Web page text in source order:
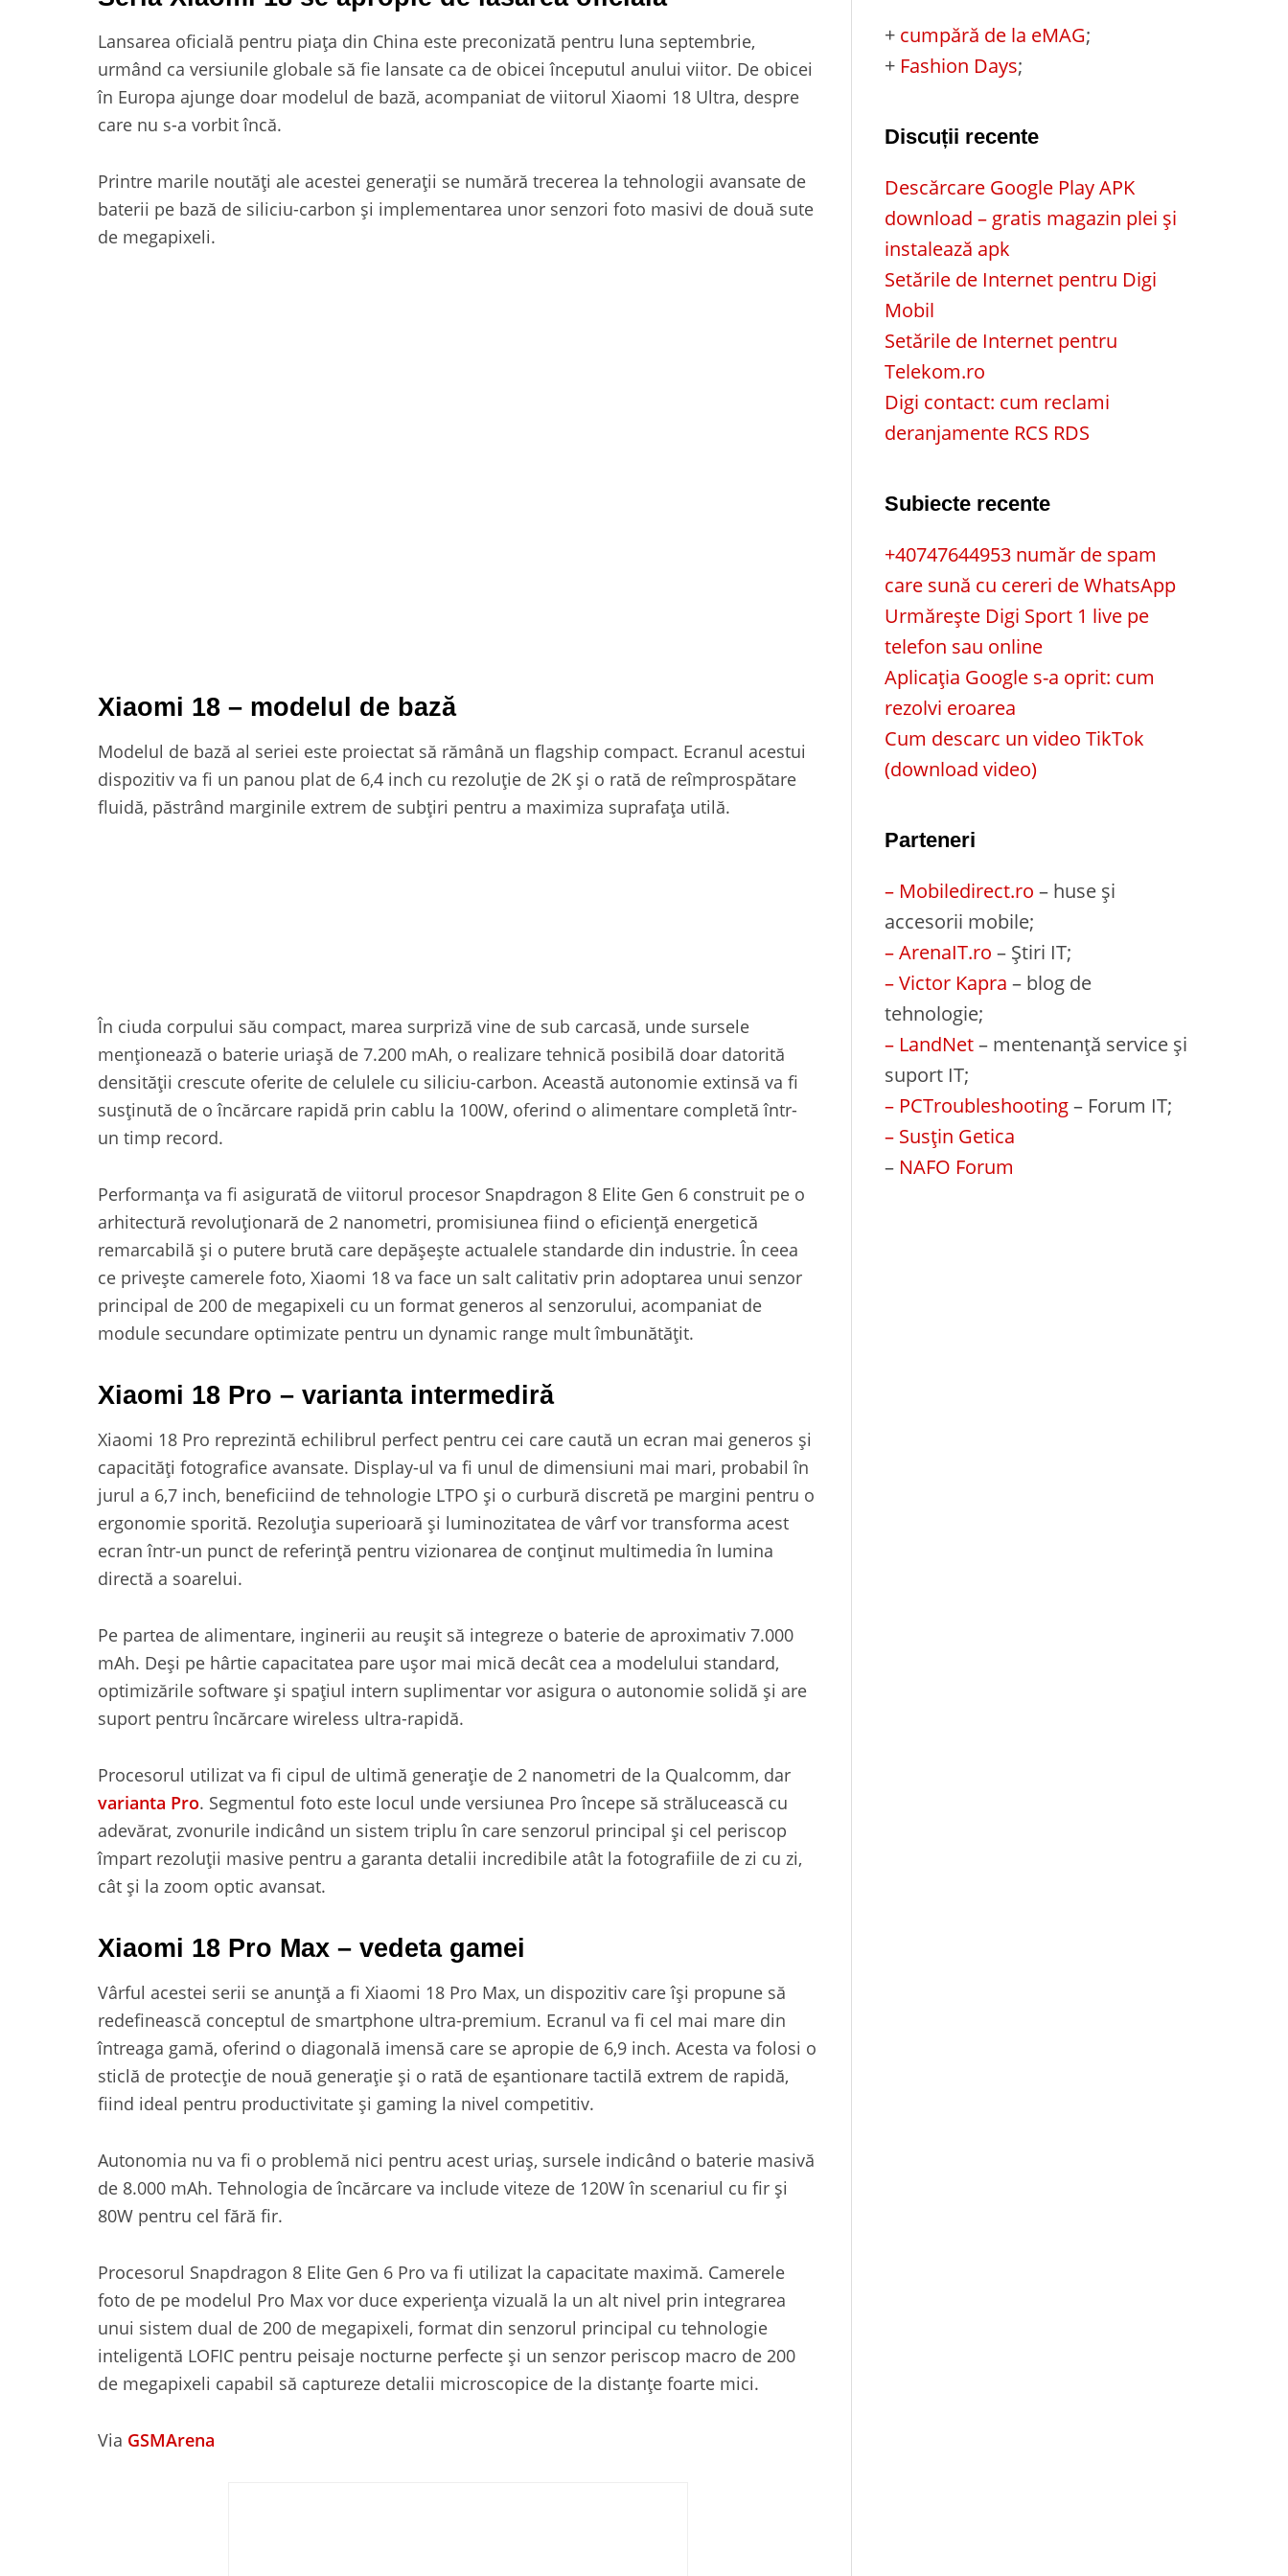
Lansarea oficială pentru piața din China este preconizată pentru luna septembrie,
urmând ca versiunile globale să fie lansate ca de obicei începutul anului viitor. De obicei
în Europa ajunge doar modelul de bază, acompaniat de viitorul Xiaomi 18 Ultra, despre
care nu s-a vorbit încă.
Printre marile noutăți ale acestei generații se numără trecerea la tehnologii avansate de
baterii pe bază de siliciu-carbon și implementarea unor senzori foto masivi de două sute
de megapixeli.
Xiaomi 18 – modelul de bază
Modelul de bază al seriei este proiectat să rămână un flagship compact. Ecranul acestui
dispozitiv va fi un panou plat de 6,4 inch cu rezoluție de 2K și o rată de reîmprospătare
fluidă, păstrând marginile extrem de subțiri pentru a maximiza suprafața utilă.
În ciuda corpului său compact, marea surpriză vine de sub carcasă, unde sursele
menționează o baterie uriașă de 7.200 mAh, o realizare tehnică posibilă doar datorită
densității crescute oferite de celulele cu siliciu-carbon. Această autonomie extinsă va fi
susținută de o încărcare rapidă prin cablu la 100W, oferind o alimentare completă într-
un timp record.
Performanța va fi asigurată de viitorul procesor Snapdragon 8 Elite Gen 6 construit pe o
arhitectură revoluționară de 2 nanometri, promisiunea fiind o eficiență energetică
remarcabilă și o putere brută care depășește actualele standarde din industrie. În ceea
ce privește camerele foto, Xiaomi 18 va face un salt calitativ prin adoptarea unui senzor
principal de 200 de megapixeli cu un format generos al senzorului, acompaniat de
module secundare optimizate pentru un dynamic range mult îmbunătățit.
Xiaomi 18 Pro – varianta intermediră
Xiaomi 18 Pro reprezintă echilibrul perfect pentru cei care caută un ecran mai generos și
capacități fotografice avansate. Display-ul va fi unul de dimensiuni mai mari, probabil în
jurul a 6,7 inch, beneficiind de tehnologie LTPO și o curbură discretă pe margini pentru o
ergonomie sporită. Rezoluția superioară și luminozitatea de vârf vor transforma acest
ecran într-un punct de referință pentru vizionarea de conținut multimedia în lumina
directă a soarelui.
Pe partea de alimentare, inginerii au reușit să integreze o baterie de aproximativ 7.000
mAh. Deși pe hârtie capacitatea pare ușor mai mică decât cea a modelului standard,
optimizările software și spațiul intern suplimentar vor asigura o autonomie solidă și are
suport pentru încărcare wireless ultra-rapidă.
Procesorul utilizat va fi cipul de ultimă generație de 2 nanometri de la Qualcomm, dar
varianta Pro. Segmentul foto este locul unde versiunea Pro începe să strălucească cu
adevărat, zvonurile indicând un sistem triplu în care senzorul principal și cel periscop
împart rezoluții masive pentru a garanta detalii incredibile atât la fotografiile de zi cu zi,
cât și la zoom optic avansat.
Xiaomi 18 Pro Max – vedeta gamei
Vârful acestei serii se anunță a fi Xiaomi 18 Pro Max, un dispozitiv care își propune să
redefinească conceptul de smartphone ultra-premium. Ecranul va fi cel mai mare din
întreaga gamă, oferind o diagonală imensă care se apropie de 6,9 inch. Acesta va folosi o
sticlă de protecție de nouă generație și o rată de eșantionare tactilă extrem de rapidă,
fiind ideal pentru productivitate și gaming la nivel competitiv.
Autonomia nu va fi o problemă nici pentru acest uriaș, sursele indicând o baterie masivă
de 8.000 mAh. Tehnologia de încărcare va include viteze de 120W în scenariul cu fir și
80W pentru cel fără fir.
Procesorul Snapdragon 8 Elite Gen 6 Pro va fi utilizat la capacitate maximă. Camerele
foto de pe modelul Pro Max vor duce experiența vizuală la un alt nivel prin integrarea
unui sistem dual de 200 de megapixeli, format din senzorul principal cu tehnologie
inteligentă LOFIC pentru peisaje nocturne perfecte și un senzor periscop macro de 200
de megapixeli capabil să captureze detalii microscopice de la distanțe foarte mici.
Via GSMArena
+ cumpără de la eMAG;
+ Fashion Days;
Discuții recente
Descărcare Google Play APK
download – gratis magazin plei și
instalează apk
Setările de Internet pentru Digi
Mobil
Setările de Internet pentru
Telekom.ro
Digi contact: cum reclami
deranjamente RCS RDS
Subiecte recente
+40747644953 număr de spam
care sună cu cereri de WhatsApp
Urmărește Digi Sport 1 live pe
telefon sau online
Aplicația Google s-a oprit: cum
rezolvi eroarea
Cum descarc un video TikTok
(download video)
Parteneri
– Mobiledirect.ro – huse și
accesorii mobile;
– ArenaIT.ro – Știri IT;
– Victor Kapra – blog de
tehnologie;
– LandNet– mentenanță service și
suport IT;
– PCTroubleshooting– Forum IT;
– Susțin Getica
– NAFO Forum